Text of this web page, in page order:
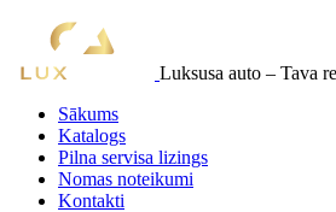
Luksusa auto – Tava
Sākums
Katalogs
Pilna servisa lizings
Nomas noteikumi
Kontakti